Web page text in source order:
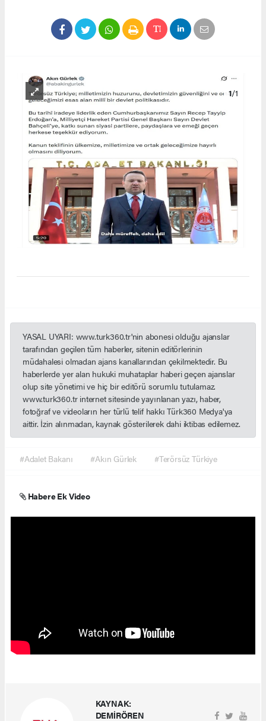
1/1
YASAL UYARI: www.turk360.tr'nin abonesi olduğu ajanslar
tarafından geçilen tüm haberler, sitenin editörlerinin
müdahalesi olmadan ajans kanallarından çekilmektedir. Bu
haberlerde yer alan hukuki muhataplar haberi geçen ajanslar
olup site yönetimi ve hiç bir editörü sorumlu tutulamaz.
www.turk360.tr internet sitesinde yayınlanan yazı, haber,
fotoğraf ve videoların her türlü telif hakkı Türk360 Medya'ya
aittir. İzin alınmadan, kaynak gösterilerek dahi iktibas edilemez.
#Adalet Bakanı #Akın Gürlek #Terörsüz Türkiye
Habere Ek Video
KAYNAK:
DEMİRÖREN